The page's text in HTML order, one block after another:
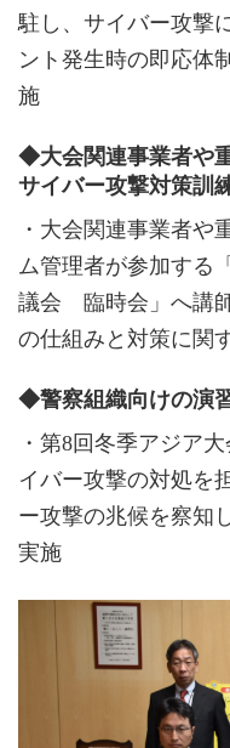
駐し、サイバー攻撃
ント発生時の即応体
施
◆大会関連事業者や
サイバー攻撃対策訓
・大会関連事業者や
ム管理者が参加する
議会 臨時会」へ講
の仕組みと対策に関
◆警察組織向けの演
・第8回冬季アジア
イバー攻撃の対処を
ー攻撃の兆候を察知
実施